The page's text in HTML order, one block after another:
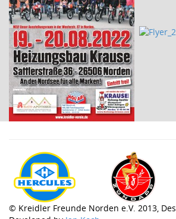
© Kreidler Freunde Norden e.V. 2013,